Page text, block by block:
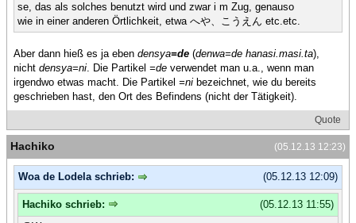
se, das als solches benutzt wird und zwar i m Zug, genauso
wie in einer anderen Örtlichkeit, etwa へや、こうえん etc.etc.
Aber dann hieß es ja eben densya=de (denwa=de hanasi.masi.ta),
nicht densya=ni. Die Partikel =de verwendet man u.a., wenn man
irgendwo etwas macht. Die Partikel =ni bezeichnet, wie du bereits
geschrieben hast, den Ort des Befindens (nicht der Tätigkeit).
Quote
(05.12.13 12:23)
Hachiko
(05.12.13 12:09)
Woa de Lodela schrieb:
(05.12.13 11:55)
Hachiko schrieb: